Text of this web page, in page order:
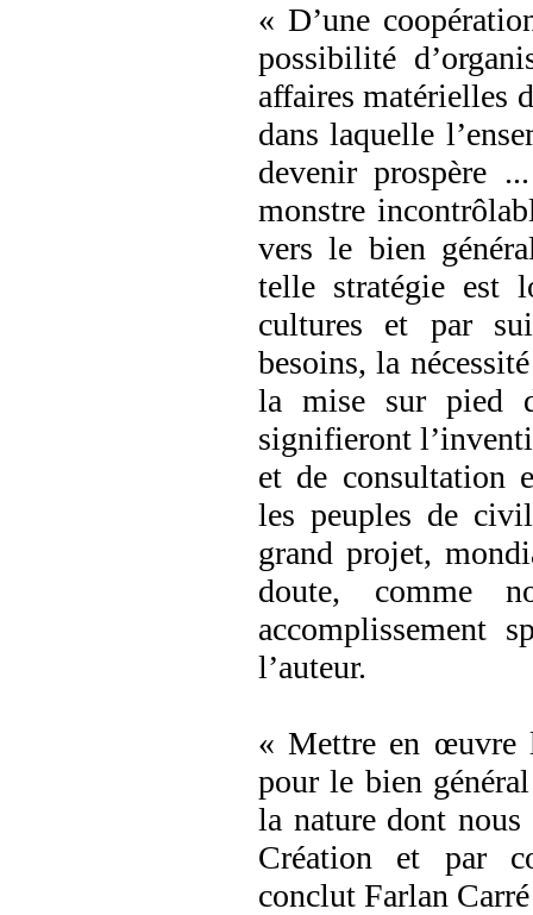
« D’une
possibilité
affaires matérielles
dans laquelle
devenir prospère
monstre
vers le bien
telle stratégie est
cultures et par
besoins, la
la mise sur pied
signifieront
et de consultation
les peuples de
grand projet,
doute, comme
accomplissement
l’auteur.
« Mettre en œuvre
pour le bien
la nature dont
Création et par
conclut Farlan Carré